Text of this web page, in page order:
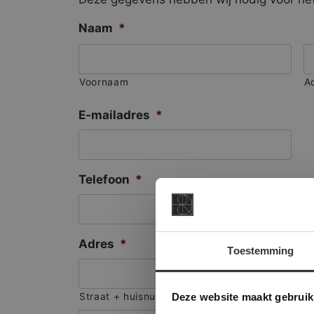
Toestemming
Deze website maakt
Naam *
Voornaam
E-mailadres *
Telefoon *
Adres *
Straat + huisnummer
Deze
onze